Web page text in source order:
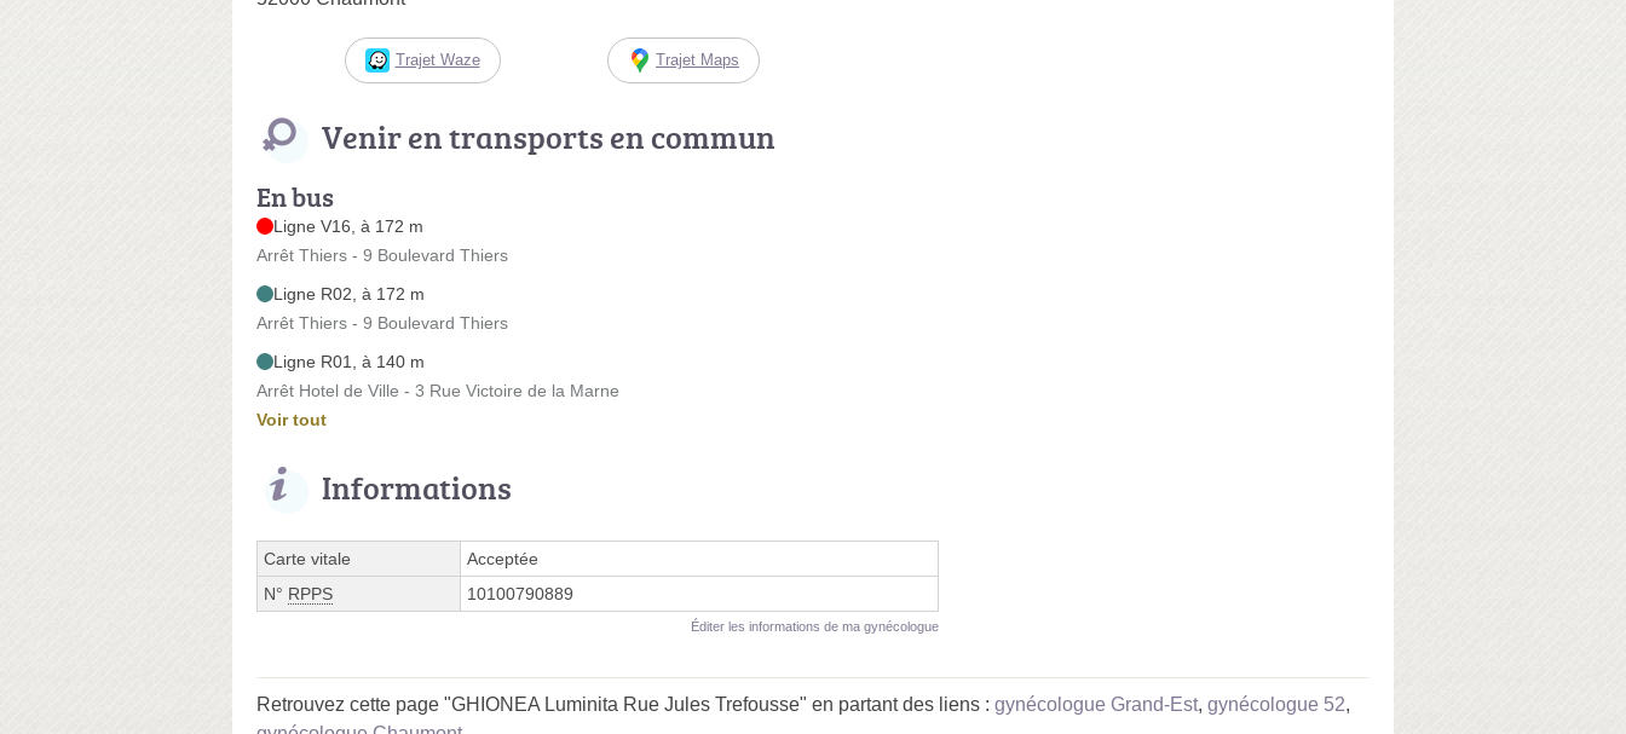
Trajet Waze Trajet Maps
Venir en transports en commun
En bus
Ligne V16, à 172 m
Arrêt Thiers - 9 Boulevard Thiers
Ligne R02, à 172 m
Arrêt Thiers - 9 Boulevard Thiers
Ligne R01, à 140 m
Arrêt Hotel de Ville - 3 Rue Victoire de la Marne
Voir tout
Informations
Carte vitale
Acceptée
N° RPPS 10100790889
Éditer les informations de ma gynécologue
Retrouvez cette page "GHIONEA Luminita Rue Jules Trefousse" en partant des liens : gynécologue Grand-Est, gynécologue 52,